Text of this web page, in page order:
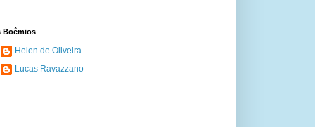
Boêmios
Helen de Oliveira
Lucas Ravazzano